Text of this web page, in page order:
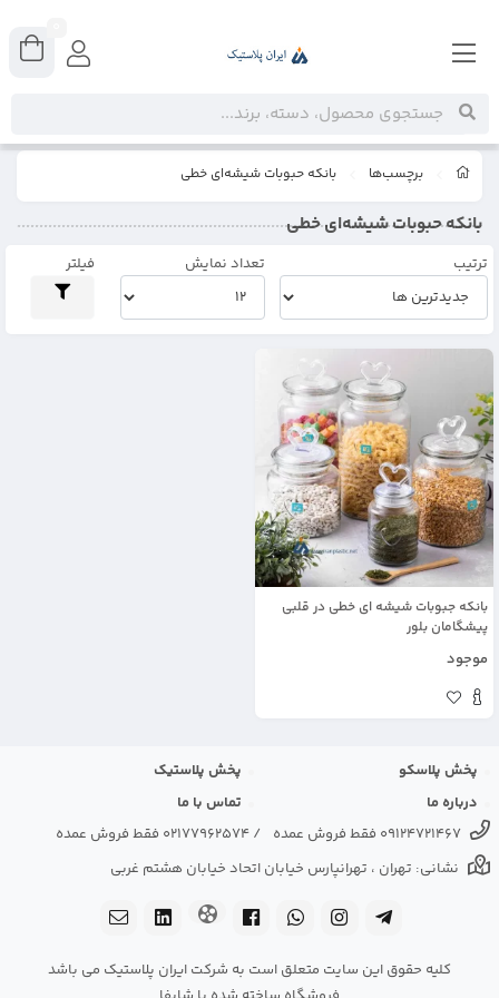
برچسب‌ها بانکه حبوبات شیشه‌ای خطی
بانکه حبوبات شیشه‌ای خطی
ترتیب تعداد نمایش فیلتر
بانکه جبوبات شیشه ای خطی در قلبی
پیشگامان بلور
موجود
پخش پلاسکو
پخش پلاستیک
درباره ما
تماس با ما
09124721467 فقط فروش عمده
/ 02177962574 فقط فروش عمده
نشانی: تهران ، تهرانپارس خیابان اتحاد خیابان هشتم غربی
کلیه حقوق این سایت متعلق است به شرکت ایران پلاستیک می باشد